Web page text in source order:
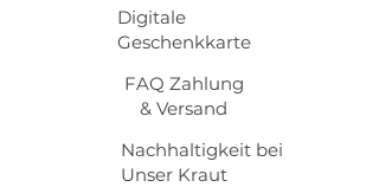
​Digitale
Geschenkkarte
​FAQ Zahlung
& Versand
Nachhaltigkeit bei
Unser Kraut